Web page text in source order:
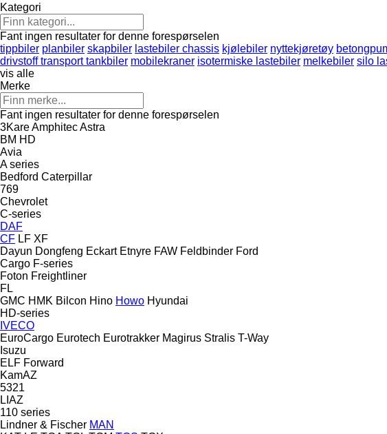
Kategori
Fant ingen resultater for denne forespørselen
tippbiler planbiler skapbiler lastebiler chassis kjølebiler nyttekjøretøy
drivstoff transport tankbiler mobilekraner isotermiske lastebiler melkebiler silo
vis alle
Merke
Fant ingen resultater for denne forespørselen
3KareAmphitecAstra
BM HD
Avia
A series
Bedford Caterpillar
769
Chevrolet
C-series
DAF
CF LF XF
Dayun Dongfeng Eckart Etnyre FAW Feldbinder Ford
Cargo F-series
Foton Freightliner
FL
GMC HMK Bilcon Hino Howo Hyundai
HD-series
IVECO
EuroCargo Eurotech Eurotrakker Magirus Stralis T-Way
Isuzu
ELF Forward
KamAZ
5321
LIAZ
110 series
Lindner & Fischer MAN